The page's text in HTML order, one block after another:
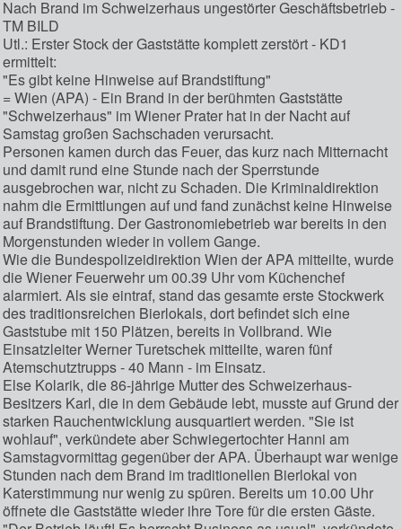
Nach Brand im Schweizerhaus ungestörter Geschäftsbetrieb -
TM BILD
Utl.: Erster Stock der Gaststätte komplett zerstört - KD1
ermittelt:
"Es gibt keine Hinweise auf Brandstiftung"
= Wien (APA) - Ein Brand in der berühmten Gaststätte
"Schweizerhaus" im Wiener Prater hat in der Nacht auf
Samstag großen Sachschaden verursacht.
Personen kamen durch das Feuer, das kurz nach Mitternacht
und damit rund eine Stunde nach der Sperrstunde
ausgebrochen war, nicht zu Schaden. Die Kriminaldirektion
nahm die Ermittlungen auf und fand zunächst keine Hinweise
auf Brandstiftung. Der Gastronomiebetrieb war bereits in den
Morgenstunden wieder in vollem Gange.
Wie die Bundespolizeidirektion Wien der APA mitteilte, wurde
die Wiener Feuerwehr um 00.39 Uhr vom Küchenchef
alarmiert. Als sie eintraf, stand das gesamte erste Stockwerk
des traditionsreichen Bierlokals, dort befindet sich eine
Gaststube mit 150 Plätzen, bereits in Vollbrand. Wie
Einsatzleiter Werner Turetschek mitteilte, waren fünf
Atemschutztrupps - 40 Mann - im Einsatz.
Else Kolarik, die 86-jährige Mutter des Schweizerhaus-
Besitzers Karl, die in dem Gebäude lebt, musste auf Grund der
starken Rauchentwicklung ausquartiert werden. "Sie ist
wohlauf", verkündete aber Schwiegertochter Hanni am
Samstagvormittag gegenüber der APA. Überhaupt war wenige
Stunden nach dem Brand im traditionellen Bierlokal von
Katerstimmung nur wenig zu spüren. Bereits um 10.00 Uhr
öffnete die Gaststätte wieder ihre Tore für die ersten Gäste.